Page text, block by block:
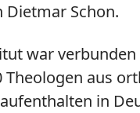
Schon.
war
Theologen aus
in